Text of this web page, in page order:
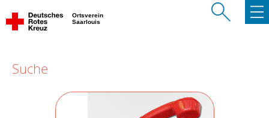
Ortsverein
Saarlouis
Suche